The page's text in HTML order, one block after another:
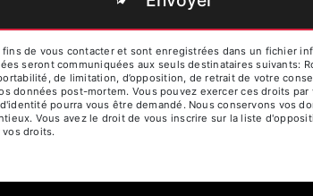
de vous contacter et sont enregistrées dans un fichier
seront communiquées aux seuls destinataires suivants:
de limitation, d’opposition, de retrait de votre
données post-mortem. Vous pouvez exercer ces droits
pourra vous être demandé. Nous conservons vos
Vous avez le droit de vous inscrire sur la liste
vos droits.